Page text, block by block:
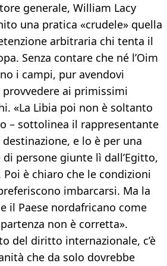
generale, William Lacy
una pratica «crudele» quella
arbitraria chi tenta il
Senza contare che né l’Oim
i campi, pur avendovi
ai primissimi
«La Libia poi non è soltanto
– sottolinea il rappresentante
e lo è per una
persone giunte lì dall’Egitto,
Poi è chiaro che le condizioni
imbarcarsi. Ma la
il Paese nordafricano come
non è corretta».
del diritto internazionale, c’è
che da solo dovrebbe